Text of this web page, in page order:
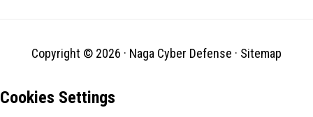
Copyright © 2026 · Naga Cyber Defense · Sitemap
Cookies Settings